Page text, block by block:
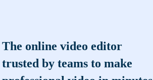
The online video editor
trusted by teams to make